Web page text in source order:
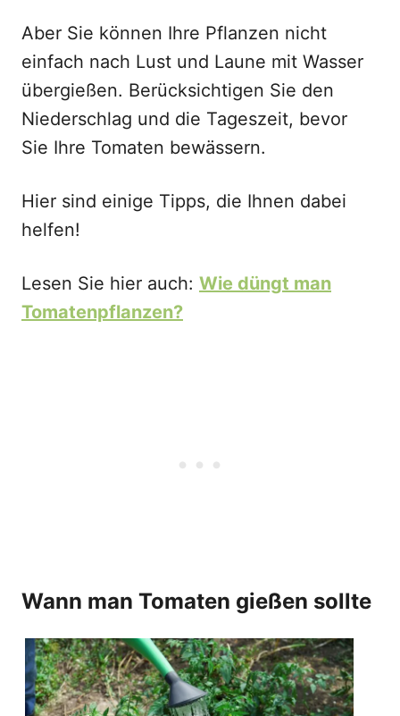
Aber Sie können Ihre Pflanzen nicht
einfach nach Lust und Laune mit Wasser
übergießen. Berücksichtigen Sie den
Niederschlag und die Tageszeit, bevor
Sie Ihre Tomaten bewässern.
Hier sind einige Tipps, die Ihnen dabei
helfen!
Lesen Sie hier auch: Wie düngt man
Tomatenpflanzen?
Wann man Tomaten gießen sollte